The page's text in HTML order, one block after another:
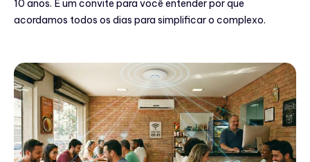
10 anos. É um convite para você entender por que
acordamos todos os dias para simplificar o complexo.